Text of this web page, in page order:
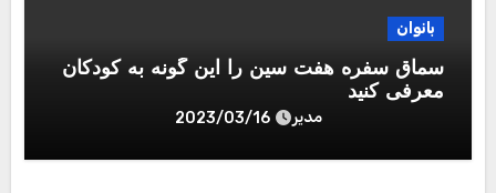
بانوان
سماق سفره هفت سین را این گونه به کودکان
معرفی کنید
مدیر 2023/03/16